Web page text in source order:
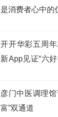
是消费者心中的
开开华彩五周
新App见证“六
彦门中医调理
富”双通道